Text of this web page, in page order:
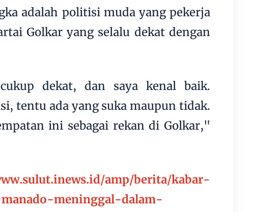
adalah politisi muda yang pekerja
Golkar yang selalu dekat dengan
dekat, dan saya kenal baik.
tentu ada yang suka maupun tidak.
ini sebagai rekan di Golkar,"
amp/berita/kabar-
meninggal-dalam-